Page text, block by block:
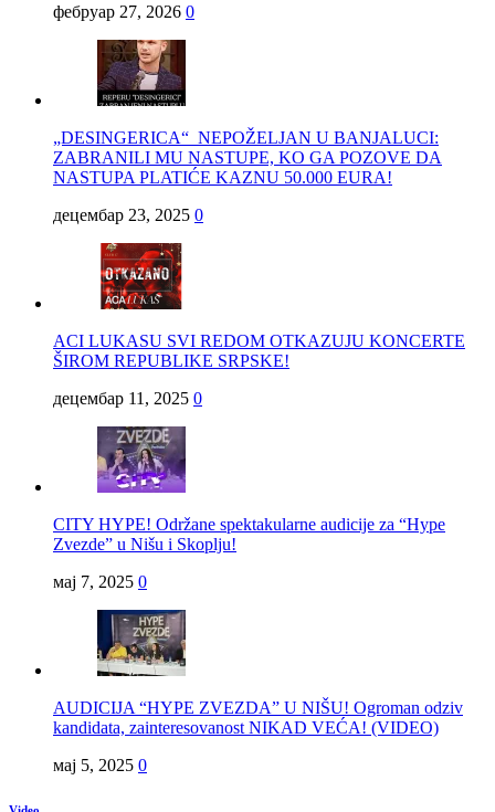
фебруар 27, 2026 0
„DESINGERICA“ NEPOŽELJAN U BANJALUCI:
ZABRANILI MU NASTUPE, KO GA POZOVE DA
NASTUPA PLATIĆE KAZNU 50.000 EURA!
децембар 23, 2025 0
ACI LUKASU SVI REDOM OTKAZUJU KONCERTE
ŠIROM REPUBLIKE SRPSKE!
децембар 11, 2025 0
CITY HYPE! Održane spektakularne audicije za “Hype
Zvezde” u Nišu i Skoplju!
мај 7, 2025 0
AUDICIJA “HYPE ZVEZDA” U NIŠU! Ogroman odziv
kandidata, zainteresovanost NIKAD VEĆA! (VIDEO)
мај 5, 2025 0